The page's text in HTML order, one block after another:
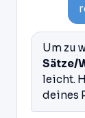
Um zu
Sätze/
leicht.
deines